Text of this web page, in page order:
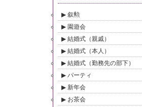
叙勲
園遊会
結婚式（親戚）
結婚式（本人）
結婚式（勤務先の部下）
パーティ
新年会
お茶会